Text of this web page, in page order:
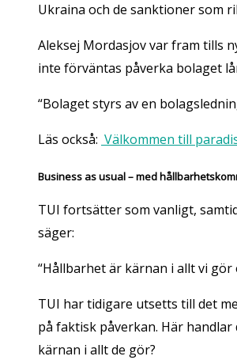
Ukraina och de sanktioner som
Aleksej Mordasjov var fram tills
inte förväntas påverka bolaget
“Bolaget styrs av en
Läs också: Välkommen till
Business as usual – med
TUI fortsätter som vanligt,
säger:
“Hållbarhet är kärnan i allt vi
TUI har tidigare utsetts till det
på faktisk påverkan. Här handlar
kärnan i allt de gör?